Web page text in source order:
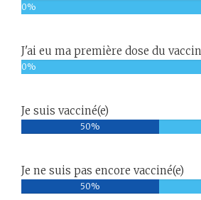
0%
J'ai eu ma première dose du vaccin
0%
Je suis vacciné(e)
50%
Je ne suis pas encore vacciné(e)
50%